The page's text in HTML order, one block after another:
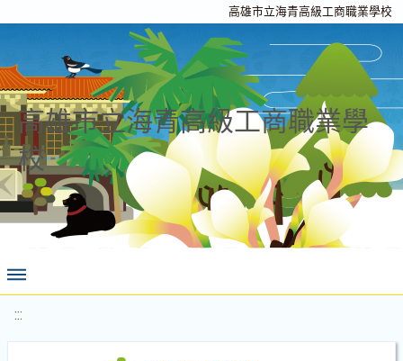
高雄市立海青高級工商職業學校
高雄市立海青高級工商職業學
校
:::